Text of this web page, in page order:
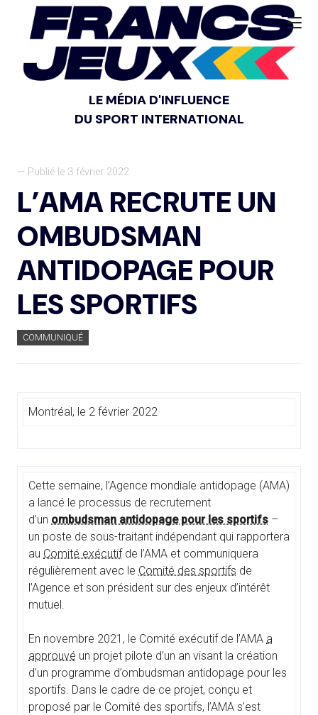
LE MÉDIA D'INFLUENCE
DU SPORT INTERNATIONAL
— Publié le 3 février 2022
L’AMA RECRUTE UN
OMBUDSMAN
ANTIDOPAGE POUR
LES SPORTIFS
COMMUNIQUÉ
Montréal, le 2 février 2022
Cette semaine, l’Agence mondiale antidopage (AMA)
a lancé le processus de recrutement
d’un ombudsman antidopage pour les sportifs –
un poste de sous-traitant indépendant qui rapportera
au Comité exécutif de l’AMA et communiquera
régulièrement avec le Comité des sportifs de
l’Agence et son président sur des enjeux d’intérêt
mutuel.
En novembre 2021, le Comité exécutif de l’AMA a
approuvé un projet pilote d’un an visant la création
d’un programme d’ombudsman antidopage pour les
sportifs. Dans le cadre de ce projet, conçu et
proposé par le Comité des sportifs, l’AMA s’est